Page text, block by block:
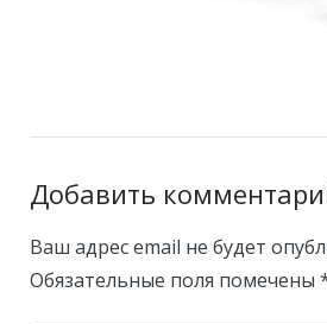
Добавить
Ваш адрес email не будет
Обязательные поля помечены